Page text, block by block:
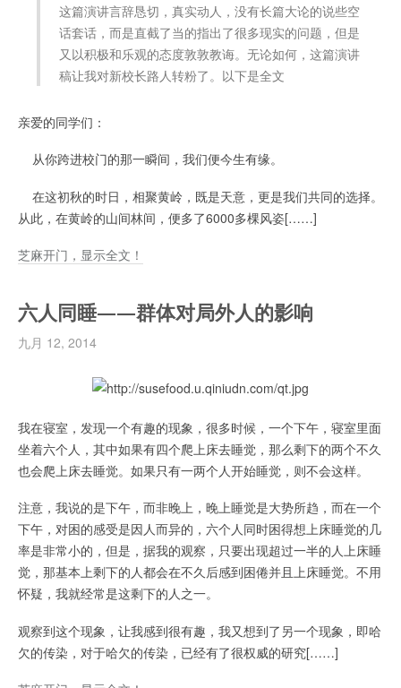
这篇演讲言辞恳切，真实动人，没有长篇大论的说些空
话套话，而是直截了当的指出了很多现实的问题，但是
又以积极和乐观的态度敦敦教诲。无论如何，这篇演讲
稿让我对新校长路人转粉了。以下是全文
亲爱的同学们：
从你跨进校门的那一瞬间，我们便今生有缘。
在这初秋的时日，相聚黄岭，既是天意，更是我们共同的选择。
从此，在黄岭的山间林间，便多了6000多棵风姿[……]
芝麻开门，显示全文！
六人同睡——群体对局外人的影响
九月 12, 2014
我在寝室，发现一个有趣的现象，很多时候，一个下午，寝室里面
坐着六个人，其中如果有四个爬上床去睡觉，那么剩下的两个不久
也会爬上床去睡觉。如果只有一两个人开始睡觉，则不会这样。
注意，我说的是下午，而非晚上，晚上睡觉是大势所趋，而在一个
下午，对困的感受是因人而异的，六个人同时困得想上床睡觉的几
率是非常小的，但是，据我的观察，只要出现超过一半的人上床睡
觉，那基本上剩下的人都会在不久后感到困倦并且上床睡觉。不用
怀疑，我就经常是这剩下的人之一。
观察到这个现象，让我感到很有趣，我又想到了另一个现象，即哈
欠的传染，对于哈欠的传染，已经有了很权威的研究[……]